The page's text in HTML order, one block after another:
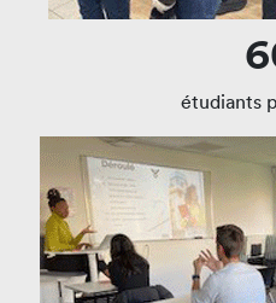
étudiants